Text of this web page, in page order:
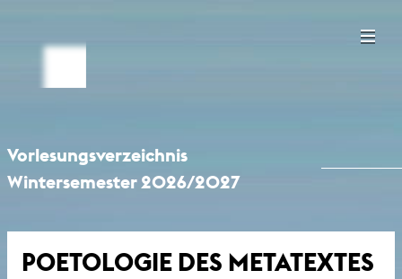
Vorlesungsverzeichnis
Wintersemester 2026/2027
POETOLOGIE DES METATEXTES